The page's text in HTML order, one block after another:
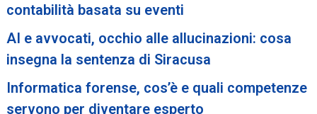
contabilità basata su eventi
AI e avvocati, occhio alle allucinazioni: cosa
insegna la sentenza di Siracusa
Informatica forense, cos’è e quali competenze
servono per diventare esperto